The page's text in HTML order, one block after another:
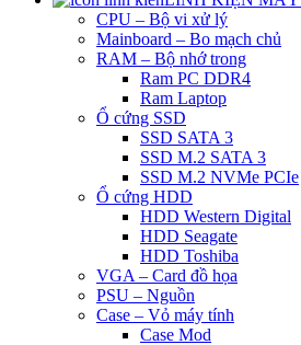
CPU – Bộ vi xử lý
Mainboard – Bo mạch chủ
RAM – Bộ nhớ trong
Ram PC DDR4
Ram Laptop
Ổ cứng SSD
SSD SATA 3
SSD M.2 SATA 3
SSD M.2 NVMe PCIe
Ổ cứng HDD
HDD Western Digital
HDD Seagate
HDD Toshiba
VGA – Card đồ họa
PSU – Nguồn
Case – Vỏ máy tính
Case Mod